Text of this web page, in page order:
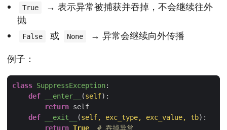
True
→ 表示异常被捕获并吞掉，不会继续往外
抛
False 或 None
→ 异常会继续向外传播
例子：
class SuppressException:
def
__enter__ (self):
return
def
__exit__ (self, exc_type, exc_value, tb):
return True # 吞掉异常